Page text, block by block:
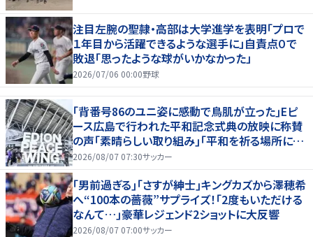
注目左腕の聖隷・高部は大学進学を表明「プロで
１年目から活躍できるような選手に」自責点０で
敗退「思ったような球がいかなかった」
2026/07/06 00:00野球
｢背番号86のユニ姿に感動で鳥肌が立った｣Eピ
ース広島で行われた平和記念式典の放映に称賛
の声｢素晴らしい取り組み｣｢平和を祈る場所に相
応しい｣
2026/08/07 07:30サッカー
｢男前過ぎる｣｢さすが紳士｣キングカズから澤穂希
へ“100本の薔薇”サプライズ！｢2度もいただける
なんて…｣豪華レジェンド2ショットに大反響
2026/08/07 07:00サッカー